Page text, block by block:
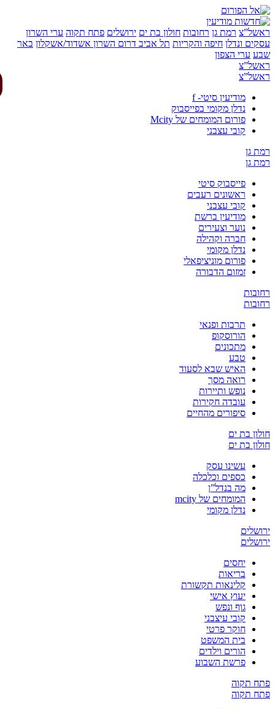
רמת גן רחובות חולון בת ים ירושלים פתח תקוה ערי השרון
ונדלן חיפה והקריות תל אביבדרום השרוןאשדוד/אשקלון באר
ערי הצפון
מודיעין סיטי- f
נדלן מקומי בפייסבוק
פורום המומחים של Mcity
קובי עצבני
גן
גן
פייסבוק סיטי
ראשונים רעבים
קובי עצבני
מודיעין ברשת
נוער וצעירים
חברה וקהילה
נדלן מקומי
פורום מוניציפאלי
זמזום הדבורה
תרבות ופנאי
הורוסקופ
מתכונים
טבע
האיש שבא לסעוד
רואה מסך
נופש ותיירות
עובדה חקירות
סיפורים מהחיים
בת ים
בת ים
עשינו עסק
כספים וכלכלה
מה בנדל”ן
המומחים של mcity
נדלן מקומי
יחסים
בריאות
קלינאות תקשורת
יעוץ אישי
גוף ונפש
קובי עיצבני
חוקר פרטי
בית המשפט
הורים וילדים
פרשת השבוע
תקוה
תקוה